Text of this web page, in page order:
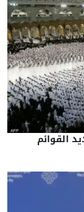
لتحديد القوائم